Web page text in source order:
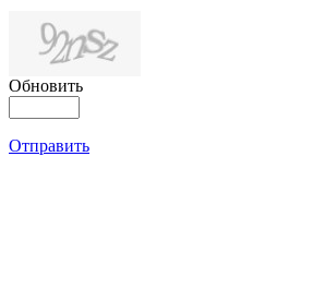
Обновить
Отправить